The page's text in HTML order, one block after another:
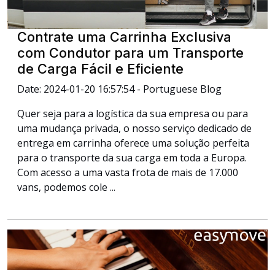
Contrate uma Carrinha Exclusiva
com Condutor para um Transporte
de Carga Fácil e Eficiente
Date: 2024-01-20 16:57:54 - Portuguese Blog
Quer seja para a logística da sua empresa ou para
uma mudança privada, o nosso serviço dedicado de
entrega em carrinha oferece uma solução perfeita
para o transporte da sua carga em toda a Europa.
Com acesso a uma vasta frota de mais de 17.000
vans, podemos cole ...